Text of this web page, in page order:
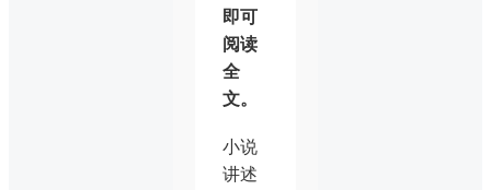
即可
阅读
全
文。
小说
讲述